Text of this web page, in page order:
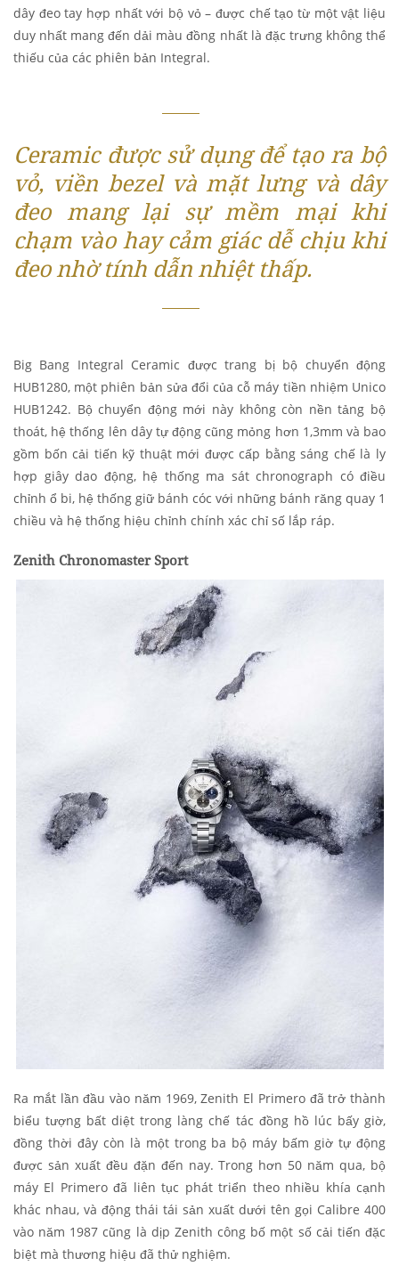
dây đeo tay hợp nhất với bộ vỏ – được chế tạo từ một vật liệu
duy nhất mang đến dải màu đồng nhất là đặc trưng không thể
thiếu của các phiên bản Integral.
Ceramic được sử dụng để tạo ra bộ
vỏ, viền bezel và mặt lưng và dây
đeo mang lại sự mềm mại khi
chạm vào hay cảm giác dễ chịu khi
đeo nhờ tính dẫn nhiệt thấp.
Big Bang Integral Ceramic được trang bị bộ chuyển động
HUB1280, một phiên bản sửa đổi của cỗ máy tiền nhiệm Unico
HUB1242. Bộ chuyển động mới này không còn nền tảng bộ
thoát, hệ thống lên dây tự động cũng mỏng hơn 1,3mm và bao
gồm bốn cải tiến kỹ thuật mới được cấp bằng sáng chế là ly
hợp giây dao động, hệ thống ma sát chronograph có điều
chỉnh ổ bi, hệ thống giữ bánh cóc với những bánh răng quay 1
chiều và hệ thống hiệu chỉnh chính xác chỉ số lắp ráp.
Zenith Chronomaster Sport
Ra mắt lần đầu vào năm 1969, Zenith El Primero đã trở thành
biểu tượng bất diệt trong làng chế tác đồng hồ lúc bấy giờ,
đồng thời đây còn là một trong ba bộ máy bấm giờ tự động
được sản xuất đều đặn đến nay. Trong hơn 50 năm qua, bộ
máy El Primero đã liên tục phát triển theo nhiều khía cạnh
khác nhau, và động thái tái sản xuất dưới tên gọi Calibre 400
vào năm 1987 cũng là dịp Zenith công bố một số cải tiến đặc
biệt mà thương hiệu đã thử nghiệm.